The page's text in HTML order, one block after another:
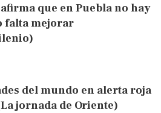
que en Puebla no hay
falta mejorar
del mundo en alerta roja
jornada de Oriente)